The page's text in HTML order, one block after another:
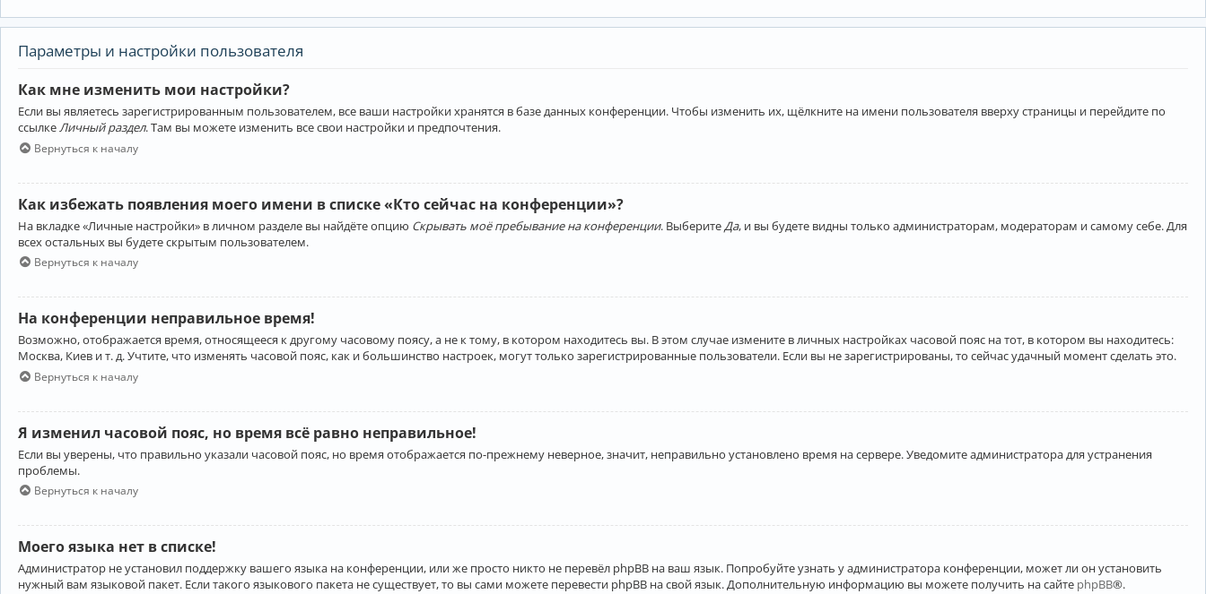
Параметры и настройки пользователя
Как мне изменить мои настройки?
Если вы являетесь зарегистрированным пользователем, все ваши настройки хранятся в базе данных конференции. Чтобы изменить их, щёлкните на имени пользователя вверху страницы и перейдите по
ссылкеЛичный раздел. Там вы можете изменить все свои настройки и предпочтения.
Вернуться к началу
Как избежать появления моего имени в списке «Кто сейчас на конференции»?
На вкладке «Личные настройки» в личном разделе вы найдёте опцию Скрывать моё пребывание на конференции. Выберите Да, и вы будете видны только администраторам, модераторам и самому себе. Для
всех остальных вы будете скрытым пользователем.
Вернуться к началу
На конференции неправильное время!
Возможно, отображается время, относящееся к другому часовому поясу, а не к тому, в котором находитесь вы. В этом случае измените в личных настройках часовой пояс на тот, в котором вы находитесь:
Москва, Киев и т. д. Учтите, что изменять часовой пояс, как и большинство настроек, могут только зарегистрированные пользователи. Если вы не зарегистрированы, то сейчас удачный момент сделать это.
Вернуться к началу
Я изменил часовой пояс, но время всё равно неправильное!
Если вы уверены, что правильно указали часовой пояс, но время отображается по-прежнему неверное, значит, неправильно установлено время на сервере. Уведомите администратора для устранения
проблемы.
Вернуться к началу
Моего языка нет в списке!
Администратор не установил поддержку вашего языка на конференции, или же просто никто не перевёл phpBB на ваш язык. Попробуйте узнать у администратора конференции, может ли он установить
нужный вам языковой пакет. Если такого языкового пакета не существует, то вы сами можете перевести phpBB на свой язык. Дополнительную информацию вы можете получить на сайте phpBB®.